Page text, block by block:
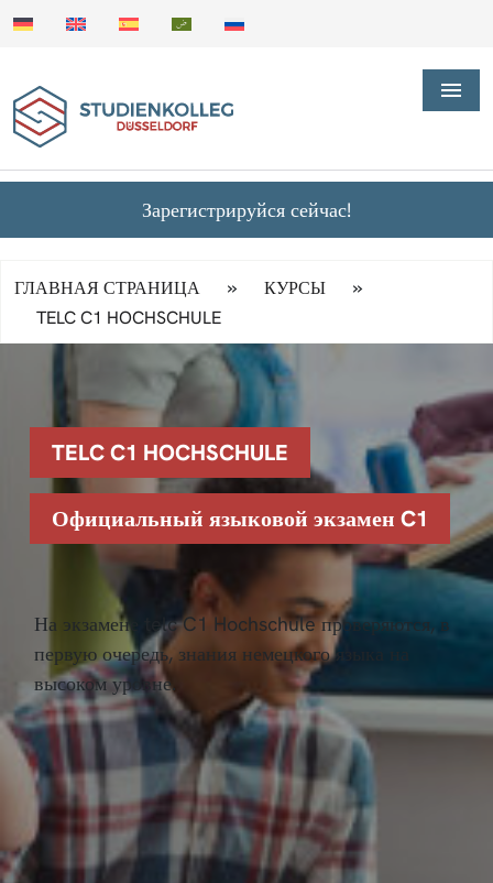
Зарегистрируйся сейчас!
ГЛАВНАЯ СТРАНИЦА » КУРСЫ »
TELC C1 HOCHSCHULE
TELC C1 HOCHSCHULE
Официальный языковой экзамен C1
На экзамене telc C1 Hochschule проверяются, в
первую очередь, знания немецкого языка на
высоком уровне.